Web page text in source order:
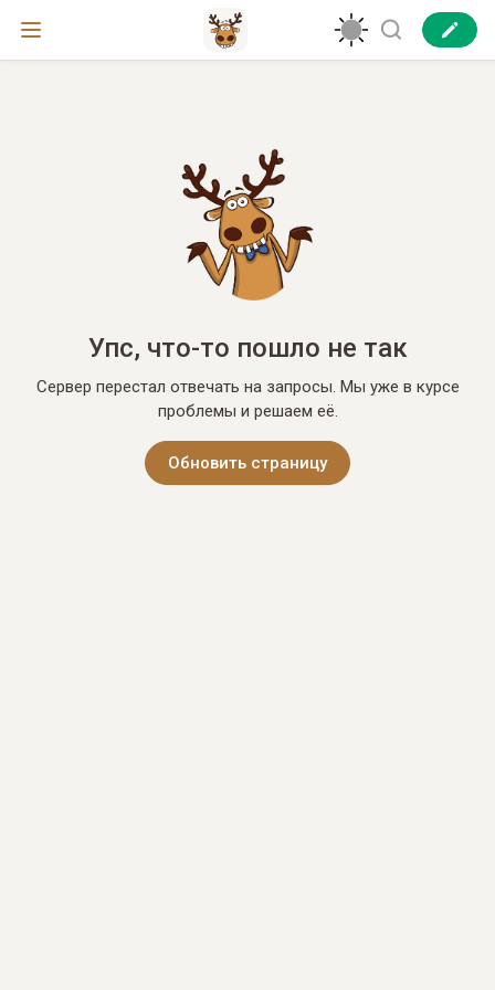
Упс, что-то пошло не так
Сервер перестал отвечать на запросы. Мы уже в курсе
проблемы и решаем её.
Обновить страницу